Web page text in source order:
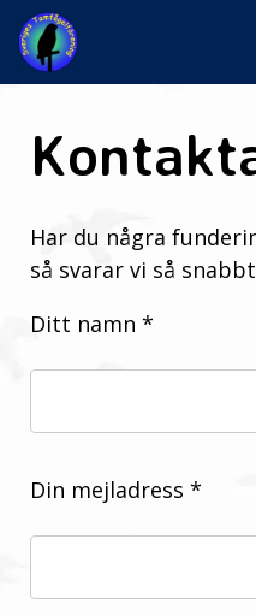
Skip
content
Har du några
så svarar vi så
Ditt namn *
Din mejladress *